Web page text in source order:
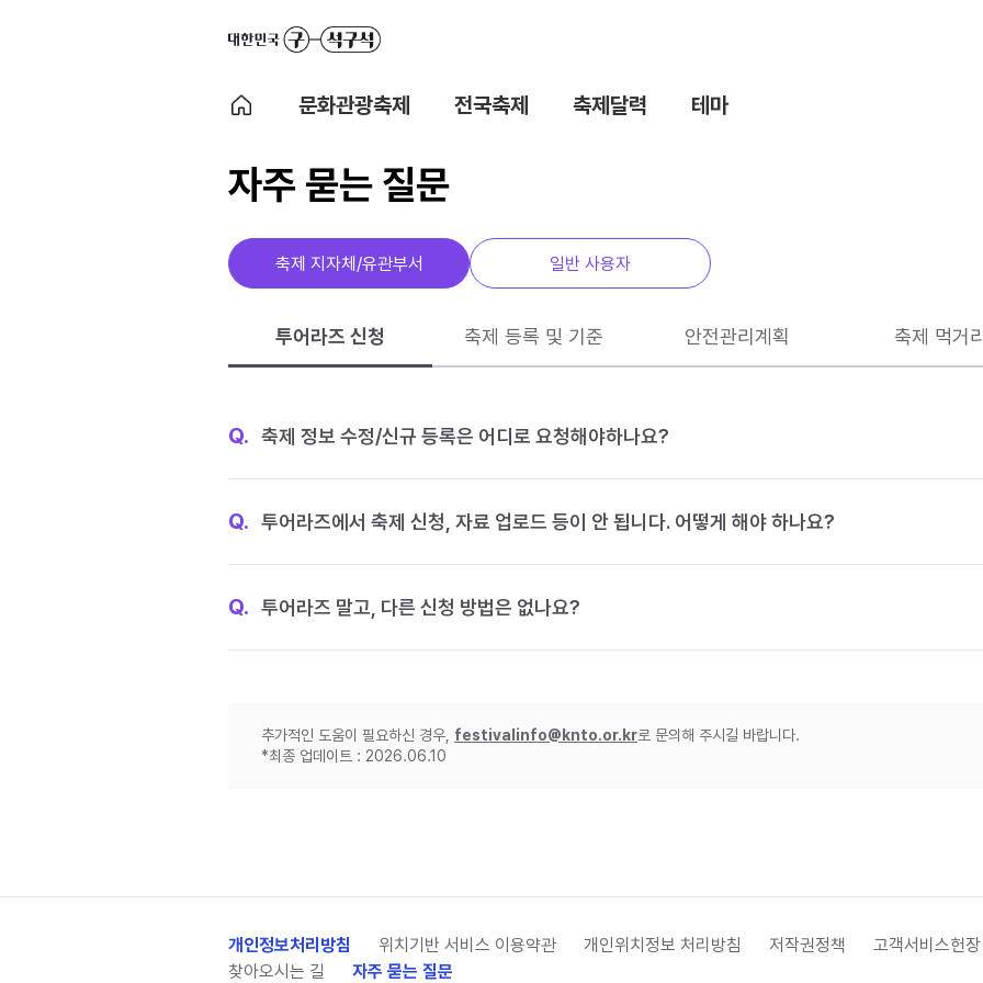
문화관광축제 전국축제 축제달력 테마
자주 묻는 질문
축제 지자체/유관부서 일반 사용자
투어라즈 신청 축제 등록 및 기준 안전관리계획 축제 먹거리
Q. 축제 정보 수정/신규 등록은 어디로 요청해야하나요?
Q. 투어라즈에서 축제 신청, 자료 업로드 등이 안 됩니다. 어떻게 해야 하나요?
Q. 투어라즈 말고, 다른 신청 방법은 없나요?
추가적인 도움이 필요하신 경우, festivalinfo@knto.or.kr로 문의해 주시길 바랍니다.
*최종 업데이트 : 2026.06.10
개인정보처리방침 위치기반 서비스 이용약관 개인위치정보 처리방침 저작권정책 고객서비스헌장
찾아오시는 길
자주 묻는 질문